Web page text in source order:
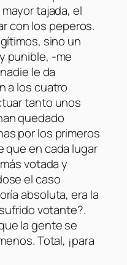
tajada, el
con los peperos.
sino un
punible, -me
le da
a los cuatro
tanto unos
quedado
por los primeros
que en cada lugar
votada y
el caso
absoluta, era la
votante?.
la gente se
Total, ¡para